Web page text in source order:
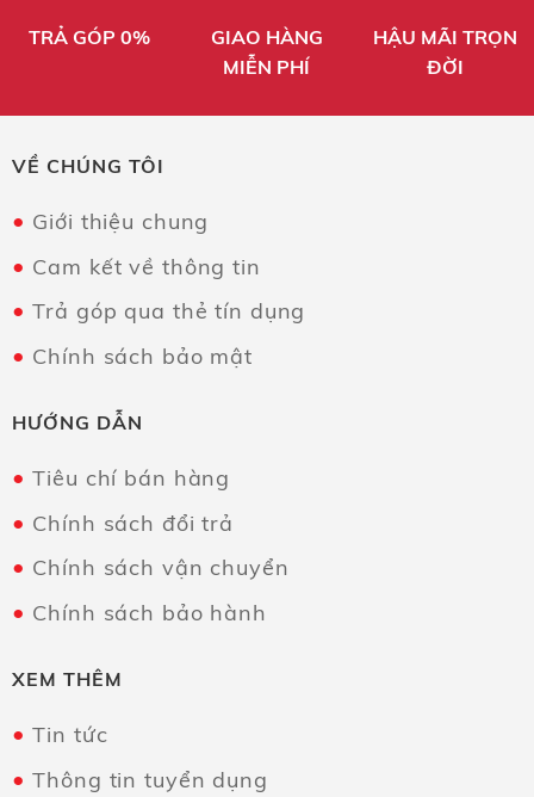
TRẢ GÓP 0%
GIAO HÀNG
MIỄN PHÍ
HẬU MÃI TRỌN
ĐỜI
VỀ CHÚNG TÔI
Giới thiệu chung
Cam kết về thông tin
Trả góp qua thẻ tín dụng
Chính sách bảo mật
HƯỚNG DẪN
Tiêu chí bán hàng
Chính sách đổi trả
Chính sách vận chuyển
Chính sách bảo hành
XEM THÊM
Tin tức
Thông tin tuyển dụng